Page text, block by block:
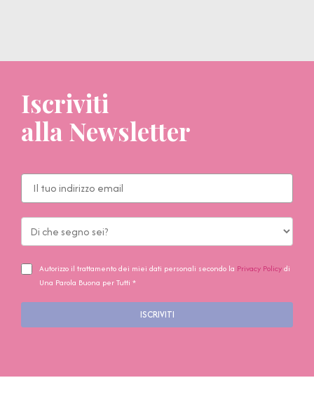
Iscriviti
alla Newsletter
Autorizzo il trattamento dei miei dati personali secondo la Privacy Policydi
Una Parola Buona per Tutti *
ISCRIVITI